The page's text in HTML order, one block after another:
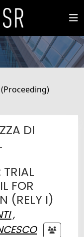
DI
TRIAL
FOR
(RELY I)
,